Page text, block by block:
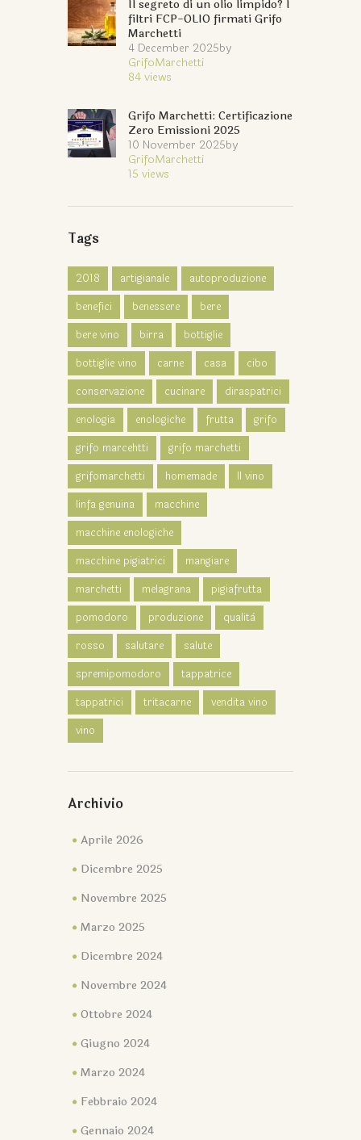
Il segreto di un olio limpido? I
filtri FCP-OLIO firmati Grifo
Marchetti
4 December 2025by
GrifoMarchetti
84views
Grifo Marchetti: Certificazione
Zero Emissioni 2025
10 November 2025by
GrifoMarchetti
15 views
Tags
2018 artigianale
autoproduzione
benefici
benessere
bere
bere vino
birra
bottiglie
bottiglie vino
carne casa
cibo
conservazione
cucinare
diraspatrici
enologia
enologiche frutta
grifo
grifo marcehtti
grifo marchetti
grifomarchetti
homemade
Il vino
linfa genuina
macchine
macchine enologiche
macchine pigiatrici
mangiare
marchetti
melagrana
pigiafrutta
pomodoro
produzione
qualità
rosso
salutare
salute
spremipomodoro
tappatrice
tappatrici
tritacarne
vendita vino
vino
Archivio
Aprile 2026
Dicembre 2025
Novembre 2025
Marzo 2025
Dicembre 2024
Novembre 2024
Ottobre 2024
Giugno 2024
Marzo 2024
Febbraio 2024
Gennaio 2024